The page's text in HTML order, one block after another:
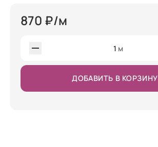
870 ₽/м
1 м
ДОБАВИТЬ В КОРЗИНУ